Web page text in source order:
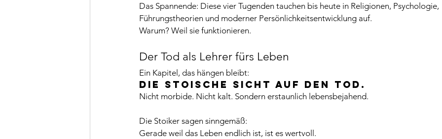
Das Spannende: Diese vier Tugenden tauchen bis heute in Religionen, Psychologie,
Führungstheorien und moderner Persönlichkeitsentwicklung auf.
Warum? Weil sie funktionieren.
Der Tod als Lehrer fürs Leben
Ein Kapitel, das hängen bleibt:
Die stoische Sicht auf den Tod.
Nicht morbide. Nicht kalt. Sondern erstaunlich lebensbejahend.
Die Stoiker sagen sinngemäß:
Gerade weil das Leben endlich ist, ist es wertvoll.